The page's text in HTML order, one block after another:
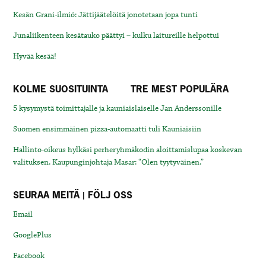
Kesän Grani-ilmiö: Jättijäätelöitä jonotetaan jopa tunti
Junaliikenteen kesätauko päättyi – kulku laitureille helpottui
Hyvää kesää!
KOLME SUOSITUINTA TRE MEST POPULÄRA
5 kysymystä toimittajalle ja kauniaislaiselle Jan Anderssonille
Suomen ensimmäinen pizza-automaatti tuli Kauniaisiin
Hallinto-oikeus hylkäsi perheryhmäkodin aloittamislupaa koskevan
valituksen. Kaupunginjohtaja Masar: “Olen tyytyväinen.”
SEURAA MEITÄ | FÖLJ OSS
Email
GooglePlus
Facebook